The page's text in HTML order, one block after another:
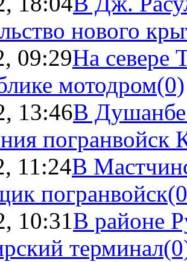
нового
09:29На севере
мотодром(0)
13:46В Душанбе
погранвойск
11:24В
погранвойск
10:31В районе
терминал